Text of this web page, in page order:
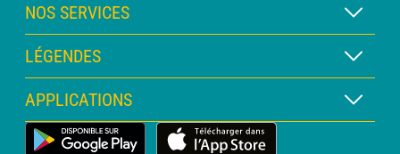
NOS SERVICES
Abonnement METEO Xpert
Abonnement METEO PRO
Consultation avec un prévisionniste
Bulletin PRO
LÉGENDES
Légende des cartes
Légende des pictogrammes
APPLICATIONS
Application Météo Terrestre